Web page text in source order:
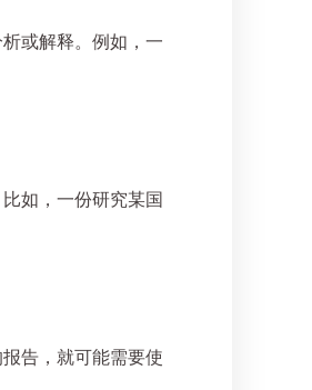
或解释。例如，一
如，一份研究某国
告，就可能需要使